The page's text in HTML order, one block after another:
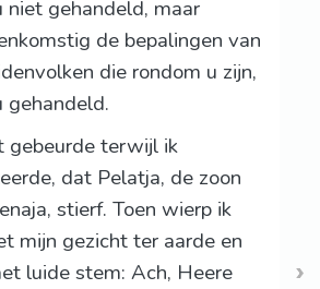
niet gehandeld, maar
de bepalingen van
die rondom u zijn,
gehandeld.
gebeurde terwijl ik
dat Pelatja, de zoon
stierf. Toen wierp ik
mijn gezicht ter aarde en
luide stem: Ach, Heere